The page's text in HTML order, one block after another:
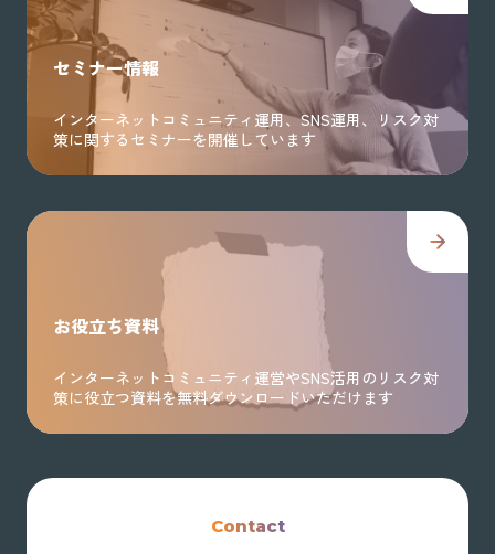
セミナー情報
インターネットコミュニティ運用、SNS運用、リスク対
策に関するセミナーを開催しています
お役立ち資料
インターネットコミュニティ運営やSNS活用のリスク対
策に役立つ資料を無料ダウンロードいただけます
Contact